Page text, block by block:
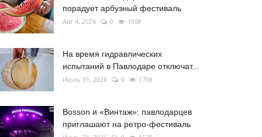
порадует арбузный фестиваль
Авг 4, 2026 0 1958
На время гидравлических
испытаний в Павлодаре отключат...
Июль 31, 2026 0 1798
Bosson и «Винтаж»: павлодарцев
приглашают на ретро-фестиваль